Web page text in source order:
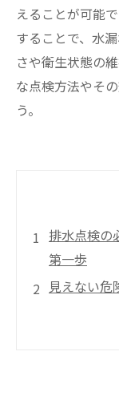
えることが可能
することで、水
さや衛生状態の
な点検方法やそ
う。
排水点検の
第一歩
見えない危
定期点検